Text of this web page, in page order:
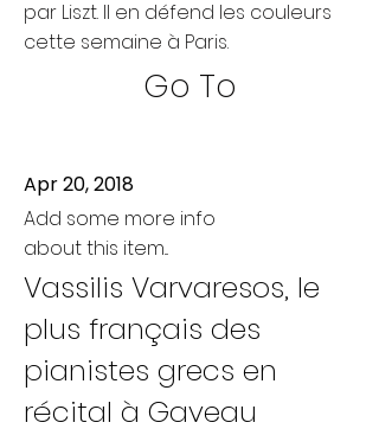
par Liszt. Il en défend les couleurs
cette semaine à Paris.
Go To
Apr 20, 2018
Add some more info
about this item...
Vassilis Varvaresos, le
plus français des
pianistes grecs en
récital à Gaveau